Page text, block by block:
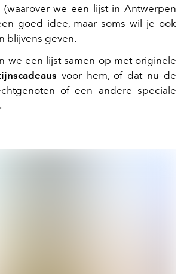
(waarover we een lijst in Antwerpen
goed idee, maar soms wil je ook
blijvens geven.
we een lijst samen op met originele
voor hem, of dat nu de
of een andere speciale